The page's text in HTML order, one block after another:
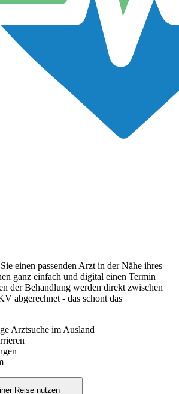
einen passenden Arzt in der Nähe ihres
ganz einfach und digital einen Termin
der Behandlung werden direkt zwischen
abgerechnet - das schont das
Arztsuche im Ausland
Reise nutzen